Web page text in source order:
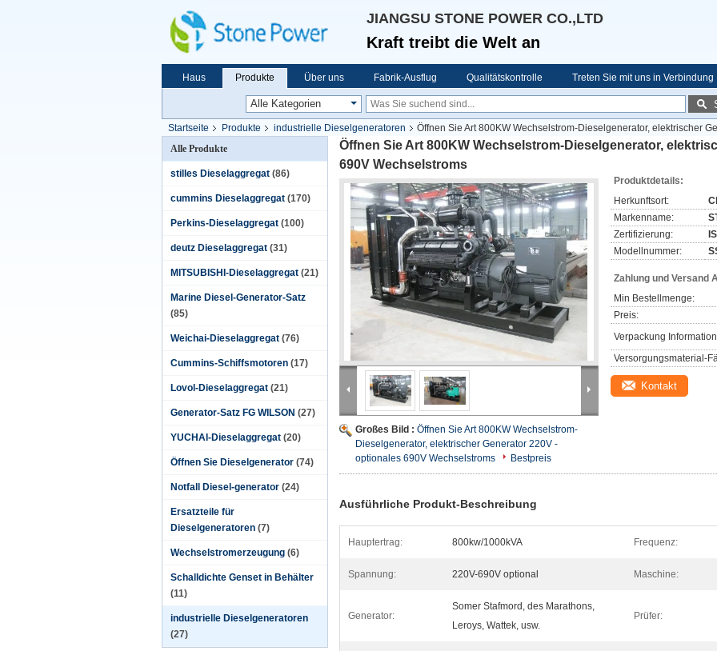
JIANGSU STONE POWER CO.,LTD
Kraft treibt die Welt an
Haus Produkte Über uns Fabrik-Ausflug Qualitätskontrolle Treten Sie mit uns in Verbindung
Startseite Produkte industrielle Dieselgeneratoren
Öffnen Sie Art 800KW Wechselstrom-Dieselgenerator, elektrischer
Wechselstroms
Alle Produkte
stilles Dieselaggregat (86)
cummins Dieselaggregat (170)
Perkins-Dieselaggregat (100)
deutz Dieselaggregat (31)
MITSUBISHI-Dieselaggregat (21)
Marine Diesel-Generator-Satz
(85)
Weichai-Dieselaggregat (76)
Cummins-Schiffsmotoren (17)
Lovol-Dieselaggregat (21)
Generator-Satz FG WILSON (27)
YUCHAI-Dieselaggregat (20)
Öffnen Sie Dieselgenerator (74)
Notfall Diesel-generator (24)
Ersatzteile für
Dieselgeneratoren (7)
Wechselstromerzeugung (6)
Schalldichte Genset in Behälter
(11)
industrielle Dieselgeneratoren
(27)
Öffnen Sie Art 800KW Wechselstrom-Dieselgenerator,
690V Wechselstroms
Großes Bild : Öffnen Sie Art 800KW Wechselstrom-
Dieselgenerator, elektrischer Generator 220V -
optionales 690V Wechselstroms
Bestpreis
Produktdetails:
Herkunftsort:
Markenname:
Zertifizierung:
Modellnummer:
Zahlung und Versand
Min Bestellmenge:
Preis:
Verpackung
Versorgungsmaterial-
Kontakt
Ausführliche Produkt-Beschreibung
Hauptertrag: 800kw/1000kVA Frequenz:
Spannung: 220V-690V optional Maschine:
Generator:
Somer Stafmord, des Marathons,
Leroys, Wattek, usw.
Prüfer: